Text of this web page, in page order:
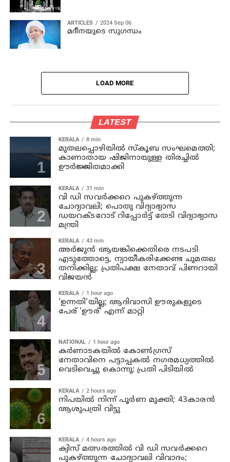
ARTICLES 2024 Sep 06
മദീനയുടെ സുഗന്ധം
LOAD MORE
LATEST
KERALA 8 min
മുതലപ്പൊഴിയില്‍ സ്‌കൂബ സംഘമെത്തി;
കാണാതായ ഷിജിനായുള്ള തിരച്ചില്‍
ഊര്‍ജ്ജിതമാക്കി
KERALA 31 min
വി ഡി സവര്‍ക്കറെ പുകഴ്ത്തുന്ന
ചോദ്യാവലി; പൊതു വിദ്യാഭ്യാസ
ഡയറക്ടറോട് റിപ്പോര്‍ട്ട് തേടി വിദ്യാഭ്യാസ
മന്ത്രി
KERALA 43 min
അര്‍ജുന്‍ ആയങ്കിക്കെതിരെ നടപടി
എടുത്തോട്ടെ, ന്യായീകരിക്കേണ്ട ചുമതല
തനിക്കില്ല; പ്രതിപക്ഷ നേതാവ് പിണറായി
വിജയന്‍
KERALA 1 hour ago
'ഉന്നതി'യില്ല; ആദിവാസി ഊരുകളുടെ
പേര് 'ഊര്' എന്ന് മാറ്റി
NATIONAL 1 hour ago
കര്‍ണാടകയില്‍ കോണ്‍ഗ്രസ്
നേതാവിനെ പട്ടാപ്പകല്‍ നഗരമധ്യത്തില്‍
വെടിവെച്ചു കൊന്നു; പ്രതി പിടിയില്‍
KERALA 2 hours ago
നിപയില്‍ നിന്ന് പൂര്‍ണ മുക്തി; 43കാരന്‍
ആശുപത്രി വിട്ടു
KERALA 4 hours ago
ക്വിസ് മത്സരത്തില്‍ വി ഡി സവര്‍ക്കറെ
പുകഴ്ത്തുന്ന ചോദ്യാവലി വിവാദം;